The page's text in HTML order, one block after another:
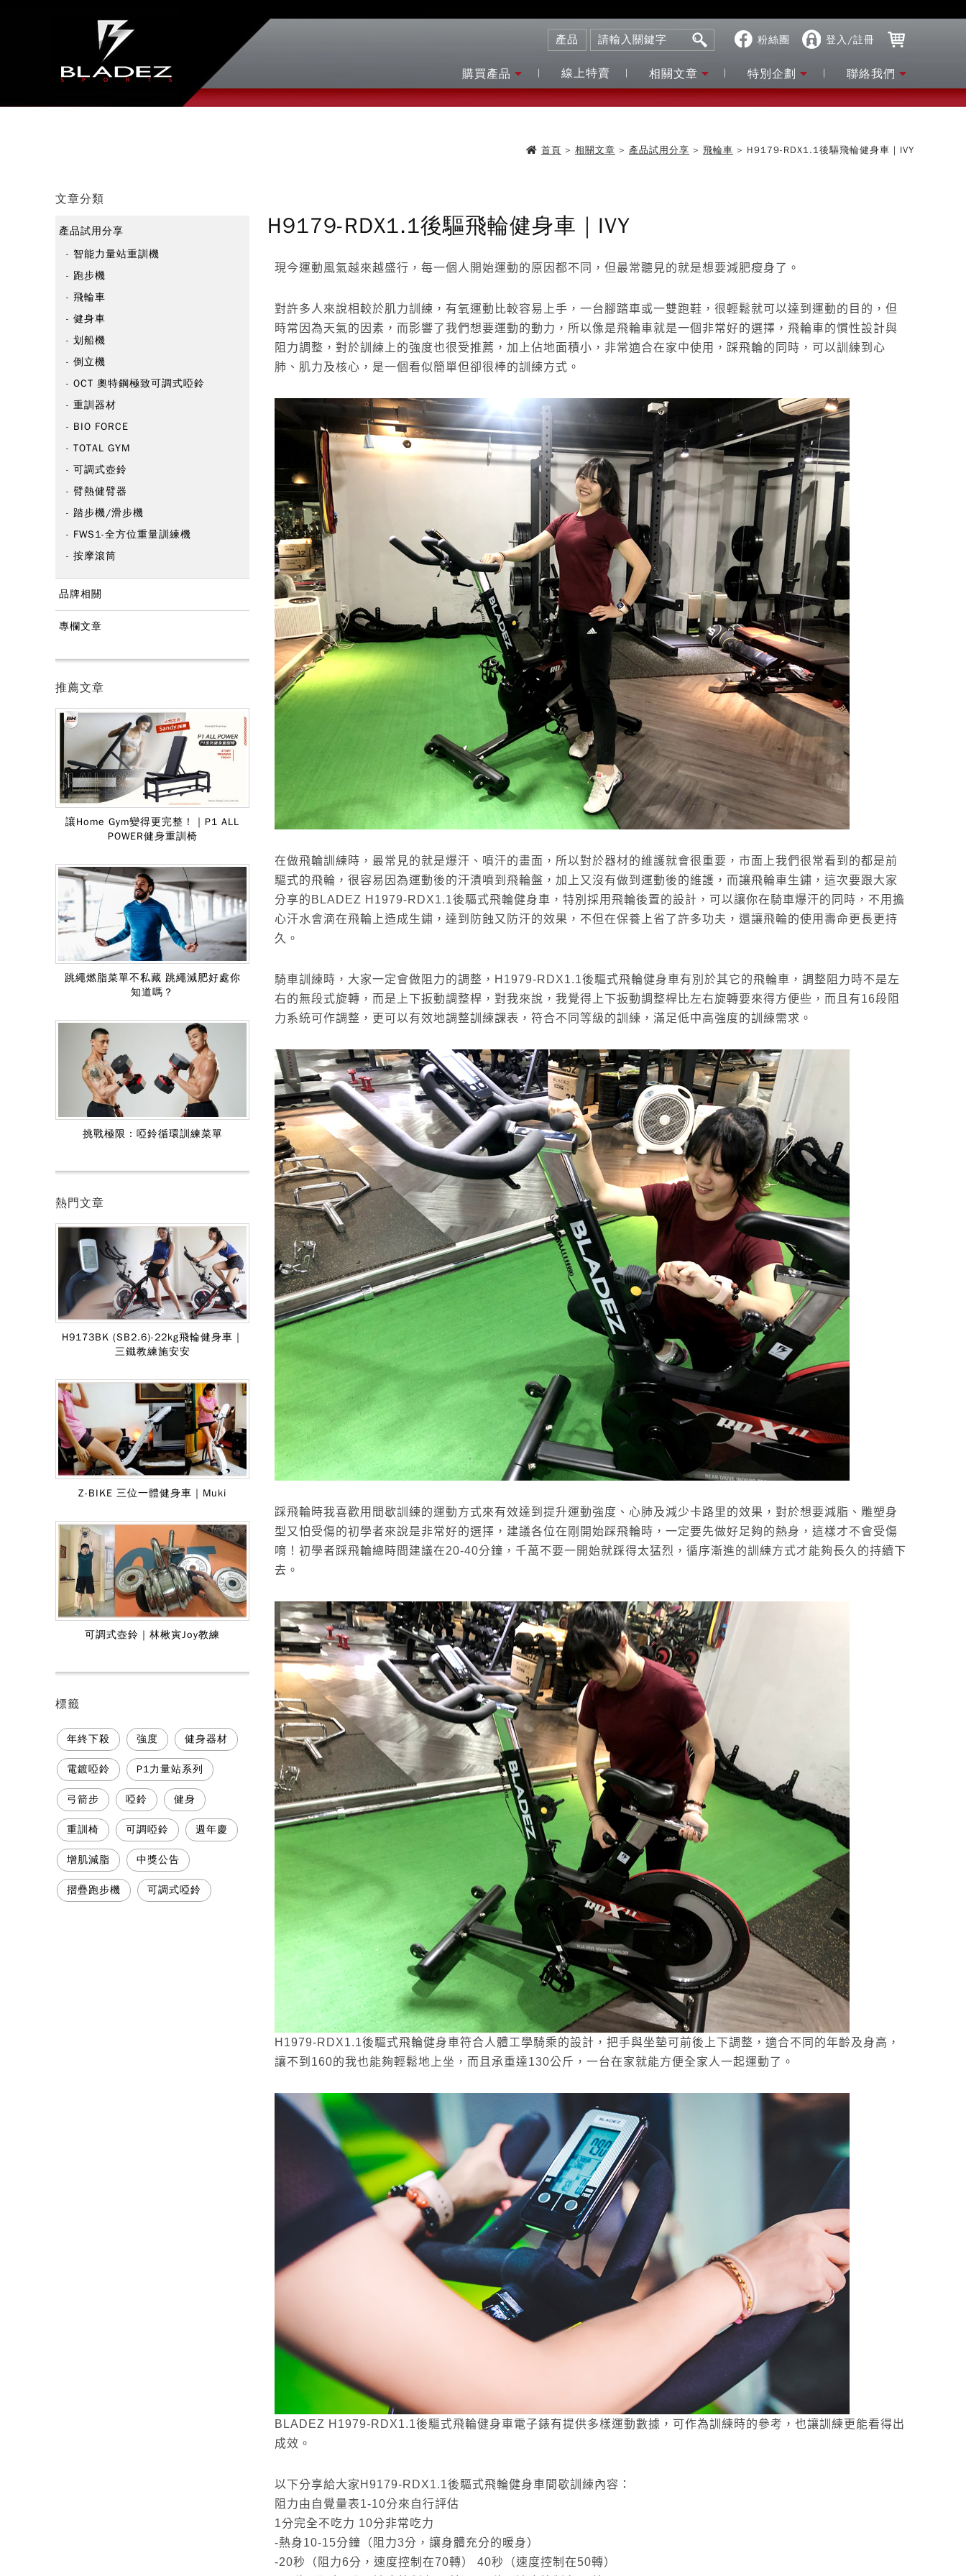
粉絲團 登入/註冊
購買產品 線上特賣 相關文章 特別企劃 聯絡我們
首頁 > 相關文章 > 產品試用分享 > 飛輪車 > H9179-RDX1.1後驅飛輪健身車｜IVY
文章分類
產品試用分享
智能力量站重訓機
跑步機
飛輪車
健身車
划船機
倒立機
OCT 奧特鋼極致可調式啞鈴
重訓器材
BIO FORCE
TOTAL GYM
可調式壺鈴
臂熱健臂器
踏步機/滑步機
FWS1-全方位重量訓練機
按摩滾筒
品牌相關
專欄文章
推薦文章
讓Home Gym變得更完整！｜P1 ALL
POWER健身重訓椅
跳繩燃脂菜單不私藏 跳繩減肥好處你
知道嗎？
挑戰極限：啞鈴循環訓練菜單
熱門文章
H9173BK (SB2.6)-22kg飛輪健身車｜
三鐵教練施安安
Z-BIKE 三位一體健身車｜Muki
可調式壺鈴｜林楸寅Joy教練
標籤
年終下殺 強度 健身器材
電鍍啞鈴 P1力量站系列
弓箭步 啞鈴 健身
重訓椅 可調啞鈴 週年慶
增肌減脂 中獎公告
摺疊跑步機 可調式啞鈴
H9179-RDX1.1後驅飛輪健身車｜IVY
現今運動風氣越來越盛行，每一個人開始運動的原因都不同，但最常聽見的就是想要減肥瘦身了。
對許多人來說相較於肌力訓練，有氧運動比較容易上手，一台腳踏車或一雙跑鞋，很輕鬆就可以達到運動的目的，但
時常因為天氣的因素，而影響了我們想要運動的動力，所以像是飛輪車就是一個非常好的選擇，飛輪車的慣性設計與
阻力調整，對於訓練上的強度也很受推薦，加上佔地面積小，非常適合在家中使用，踩飛輪的同時，可以訓練到心
肺、肌力及核心，是一個看似簡單但卻很棒的訓練方式。
在做飛輪訓練時，最常見的就是爆汗、噴汗的畫面，所以對於器材的維護就會很重要，市面上我們很常看到的都是前
驅式的飛輪，很容易因為運動後的汗漬噴到飛輪盤，加上又沒有做到運動後的維護，而讓飛輪車生鏽，這次要跟大家
分享的BLADEZ H1979-RDX1.1後驅式飛輪健身車，特別採用飛輪後置的設計，可以讓你在騎車爆汗的同時，不用擔
心汗水會滴在飛輪上造成生鏽，達到防蝕又防汗的效果，不但在保養上省了許多功夫，還讓飛輪的使用壽命更長更持
久。
騎車訓練時，大家一定會做阻力的調整，H1979-RDX1.1後驅式飛輪健身車有別於其它的飛輪車，調整阻力時不是左
右的無段式旋轉，而是上下扳動調整桿，對我來說，我覺得上下扳動調整桿比左右旋轉要來得方便些，而且有16段阻
力系統可作調整，更可以有效地調整訓練課表，符合不同等級的訓練，滿足低中高強度的訓練需求。
踩飛輪時我喜歡用間歇訓練的運動方式來有效達到提升運動強度、心肺及減少卡路里的效果，對於想要減脂、雕塑身
型又怕受傷的初學者來說是非常好的選擇，建議各位在剛開始踩飛輪時，一定要先做好足夠的熱身，這樣才不會受傷
唷！初學者踩飛輪總時間建議在20-40分鐘，千萬不要一開始就踩得太猛烈，循序漸進的訓練方式才能夠長久的持續下
去。
H1979-RDX1.1後驅式飛輪健身車符合人體工學騎乘的設計，把手與坐墊可前後上下調整，適合不同的年齡及身高，
讓不到160的我也能夠輕鬆地上坐，而且承重達130公斤，一台在家就能方便全家人一起運動了。
BLADEZ H1979-RDX1.1後驅式飛輪健身車電子錶有提供多樣運動數據，可作為訓練時的參考，也讓訓練更能看得出
成效。
以下分享給大家H9179-RDX1.1後驅式飛輪健身車間歇訓練內容：
阻力由自覺量表1-10分來自行評估
1分完全不吃力 10分非常吃力
-熱身10-15分鐘（阻力3分，讓身體充分的暖身）
-20秒（阻力6分，速度控制在70轉） 40秒（速度控制在50轉）